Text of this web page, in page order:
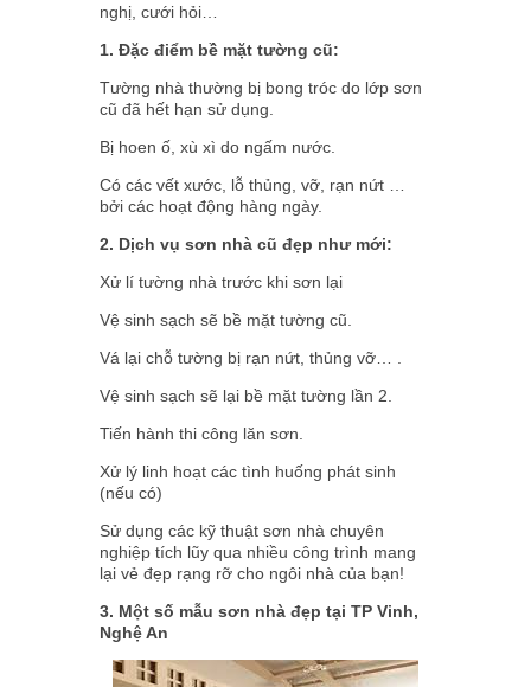
nghị, cưới hỏi…
1. Đặc điểm bề mặt tường cũ:
Tường nhà thường bị bong tróc do lớp sơn
cũ đã hết hạn sử dụng.
Bị hoen ố, xù xì do ngấm nước.
Có các vết xước, lỗ thủng, vỡ, rạn nứt …
bởi các hoạt động hàng ngày.
2. Dịch vụ sơn nhà cũ đẹp như mới:
Xử lí tường nhà trước khi sơn lại
Vệ sinh sạch sẽ bề mặt tường cũ.
Vá lại chỗ tường bị rạn nứt, thủng vỡ… .
Vệ sinh sạch sẽ lại bề mặt tường lần 2.
Tiến hành thi công lăn sơn.
Xử lý linh hoạt các tình huống phát sinh
(nếu có)
Sử dụng các kỹ thuật sơn nhà chuyên
nghiệp tích lũy qua nhiều công trình mang
lại vẻ đẹp rạng rỡ cho ngôi nhà của bạn!
3. Một số mẫu sơn nhà đẹp tại TP Vinh,
Nghệ An